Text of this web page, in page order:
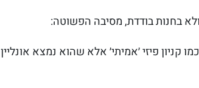
בחנות בודדת, מסיבה הפשוטה:
פיזי ׳אמיתי׳ אלא שהוא נמצא אונליין